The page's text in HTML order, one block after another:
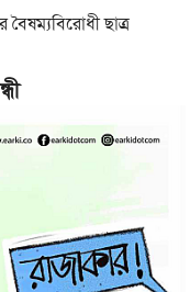
বৈষম্যবিরোধী ছাত্র